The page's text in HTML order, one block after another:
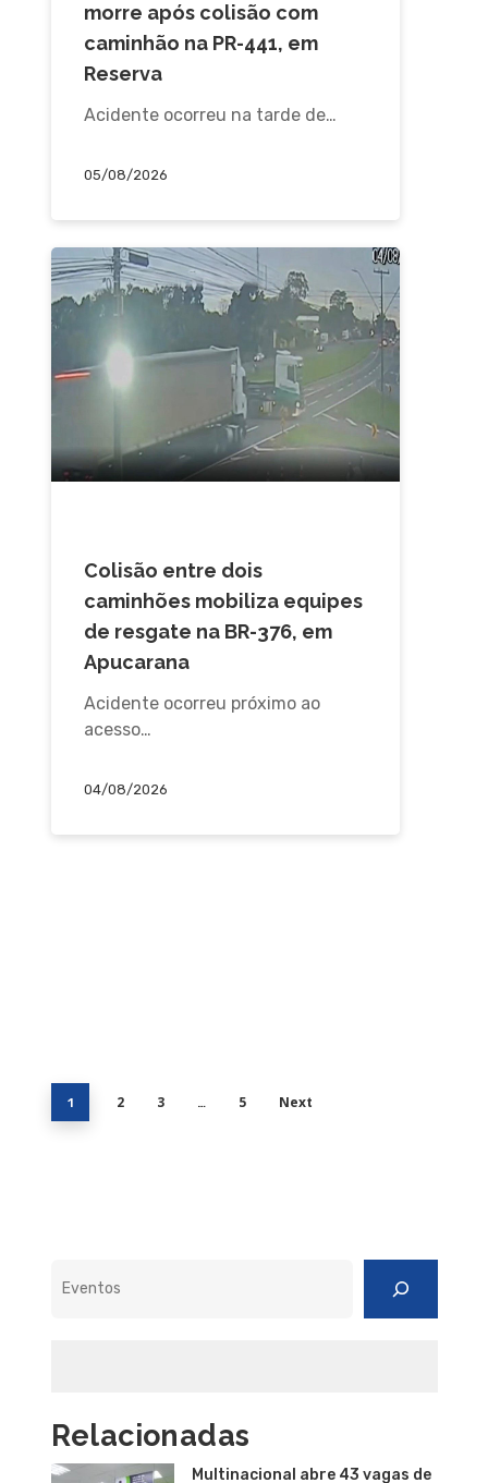
morre após colisão com
caminhão na PR-441, em
Reserva
Acidente ocorreu na tarde de…
05/08/2026
Colisão entre dois
caminhões mobiliza equipes
de resgate na BR-376, em
Apucarana
Acidente ocorreu próximo ao
acesso…
04/08/2026
1 2 3 … 5 Next
Relacionadas
Multinacional abre 43 vagas de